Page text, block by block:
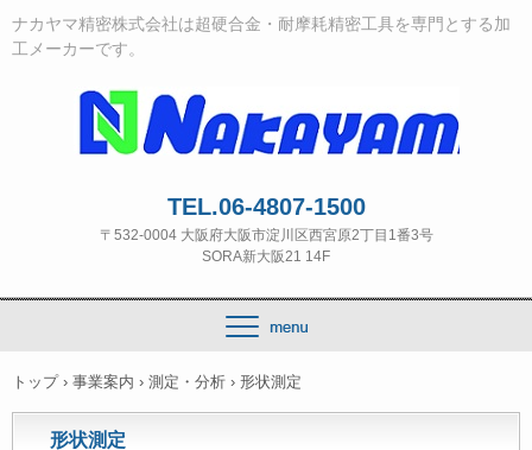
ナカヤマ精密株式会社は超硬合金・耐摩耗精密工具を専門とする加
工メーカーです。
TEL.06-4807-1500
〒532‐0004 大阪府大阪市淀川区西宮原2丁目1番3号
SORA新大阪21 14F
トップ › 事業案内 › 測定・分析 › 形状測定
形状測定